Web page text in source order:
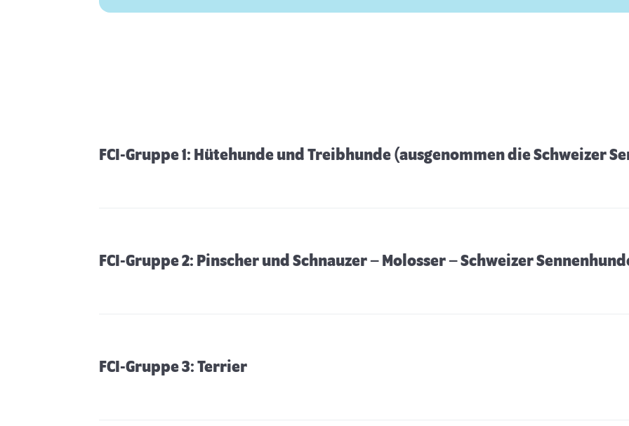
FCI-Gruppe 1: Hütehunde und Treibhunde (ausgenommen die Schweizer
FCI-Gruppe 2: Pinscher und Schnauzer – Molosser – Schweizer
FCI-Gruppe 3: Terrier